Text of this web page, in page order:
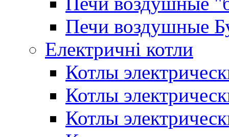
Печи воздушные
Електричні котли
Котлы
Котлы
Котлы